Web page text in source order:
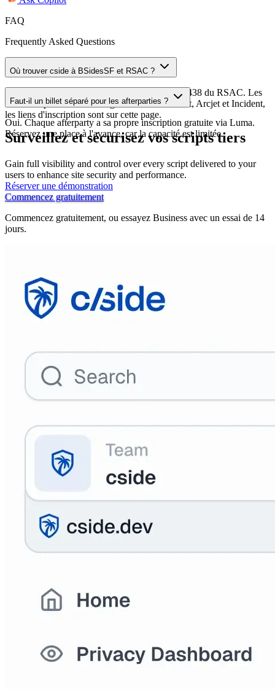
FAQ
Frequently Asked Questions
Où trouver cside à BSidesSF et RSAC ?
Suivez le laser à BSidesSF et passez au stand 2438 du RSAC. Les
deux afterparties sont co-organisées avec Socket, Arcjet et Incident,
les liens d'inscription sont sur cette page.
Faut-il un billet séparé pour les afterparties ?
Oui. Chaque afterparty a sa propre inscription gratuite via Luma.
Réservez une place à l'avance, car la capacité est limitée.
Surveillez et sécurisez vos scripts tiers
Gain full visibility and control over every script delivered to your
users to enhance site security and performance.
Réserver une démonstration
Commencez gratuitement
Commencez gratuitement, ou essayez Business avec un essai de 14
jours.